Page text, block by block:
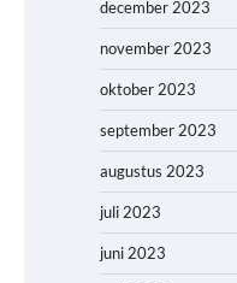
december 2023
november 2023
oktober 2023
september 2023
augustus 2023
juli 2023
juni 2023